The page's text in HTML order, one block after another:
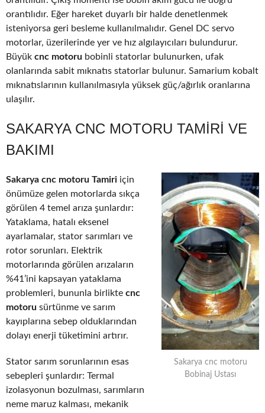
orantılıdır. Eğer hareket duyarlı bir halde denetlenmek
isteniyorsa geri besleme kullanılmalıdır. Genel DC servo
motorlar, üzerilerinde yer ve hız algılayıcıları bulundurur.
Büyük cnc motoru bobinli statorlar bulunurken, ufak
olanlarında sabit mıknatıs statorlar bulunur. Samarium kobalt
mıknatıslarının kullanılmasıyla yüksek güç/ağırlık oranlarına
ulaşılır.
SAKARYA CNC MOTORU TAMIRI VE
BAKIMI
Sakarya cnc motoru
Bobinaj Ustası
Sakarya cnc motoru Tamiri için
önümüze gelen motorlarda sıkça
görülen 4 temel arıza şunlardır:
Yataklama, hatalı eksenel
ayarlamalar, stator sarımları ve
rotor sorunları. Elektrik
motorlarında görülen arızaların
%41’ini kapsayan yataklama
problemleri, bununla birlikte cnc
motoru sürtünme ve sarım
kayıplarına sebep olduklarından
dolayı enerji tüketimini artırır.
Stator sarım sorunlarının esas
sebepleri şunlardır: Termal
izolasyonun bozulması, sarımların
neme maruz kalması, mekanik